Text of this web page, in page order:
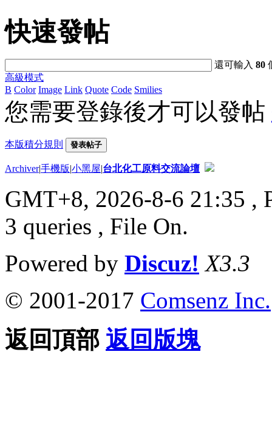
快速發帖
還可輸入80
高級模式
B Color Image Link Quote Code Smilies
您需要登錄後才可以發帖
本版積分規則 發表帖子
Archiver|手機版|小黑屋|台北化工原料交流論壇
GMT+8, 2026-8-6 21:35 ,
3 queries , File On.
Powered by Discuz! X3.3
© 2001-2017 Comsenz Inc.
返回頂部 返回版塊